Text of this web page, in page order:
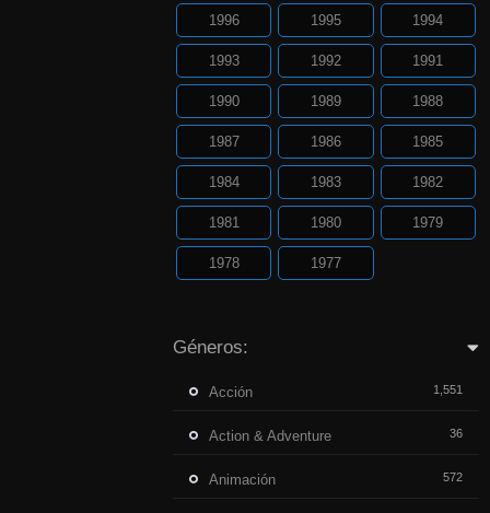
1996 1995 1994
1993 1992 1991
1990 1989 1988
1987 1986 1985
1984 1983 1982
1981 1980 1979
1978 1977
Géneros:
Acción 1,551
Action & Adventure 36
Animación 572